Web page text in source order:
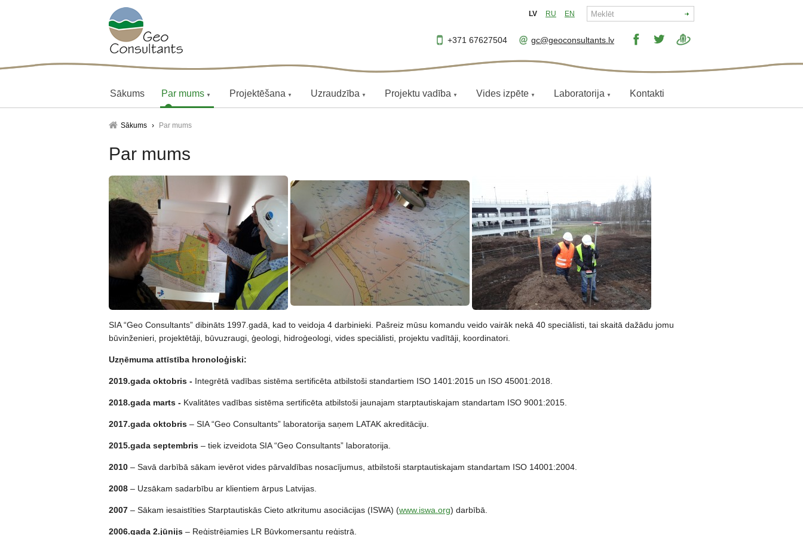
LV RU EN
+371 67627504 gc@geoconsultants.lv
Sākums Par mums ▼ Projektēšana ▼ Uzraudzība ▼ Projektu vadība ▼ Vides izpēte ▼ Laboratorija ▼ Kontakti
Sākums Par mums
Par mums
SIA “Geo Consultants” dibināts 1997.gadā, kad to veidoja 4 darbinieki. Pašreiz mūsu komandu veido vairāk nekā 40 speciālisti, tai skaitā dažādu jomu
būvinženieri, projektētāji, būvuzraugi, ģeologi, hidroģeologi, vides speciālisti, projektu vadītāji, koordinatori.
Uzņēmuma attīstība hronoloģiski:
2019.gada oktobris - Integrētā vadības sistēma sertificēta atbilstoši standartiem ISO 1401:2015 un ISO 45001:2018.
2018.gada marts - Kvalitātes vadības sistēma sertificēta atbilstoši jaunajam starptautiskajam standartam ISO 9001:2015.
2017.gada oktobris – SIA “Geo Consultants” laboratorija saņem LATAK akreditāciju.
2015.gada septembris – tiek izveidota SIA “Geo Consultants” laboratorija.
2010 – Savā darbībā sākam ievērot vides pārvaldības nosacījumus, atbilstoši starptautiskajam standartam ISO 14001:2004.
2008 – Uzsākam sadarbību ar klientiem ārpus Latvijas.
2007 – Sākam iesaistīties Starptautiskās Cieto atkritumu asociācijas (ISWA) (www.iswa.org) darbībā.
2006.gada 2.jūnijs – Reģistrējamies LR Būvkomersantu reģistrā.